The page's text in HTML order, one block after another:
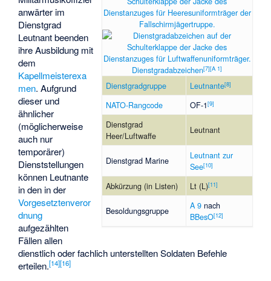
Dienstgradabzeichen[7][A 1]
Dienstgradgruppe Leutnante[8]
NATO-Rangcode OF-1[9]
Dienstgrad
Heer/Luftwaffe
Leutnant
Dienstgrad Marine
Leutnant zur
See[10]
Abkürzung (in Listen) Lt (L)[11]
Besoldungsgruppe A 9nach
BBesO[12]
anwärter im
Dienstgrad
Leutnant beenden
ihre Ausbildung mit
dem
Kapellmeisterexa
men. Aufgrund
dieser und
ähnlicher
(möglicherweise
auch nur
temporärer)
Dienststellungen
können Leutnante
in den in der
Vorgesetztenveror
dnung
aufgezählten
Fällen allen
dienstlich oder fachlich unterstellten Soldaten Befehle
erteilen.[14][16]